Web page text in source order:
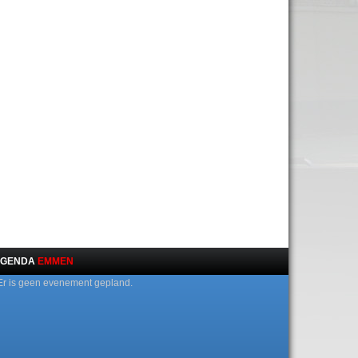
EMMEN
is geen evenement gepland.